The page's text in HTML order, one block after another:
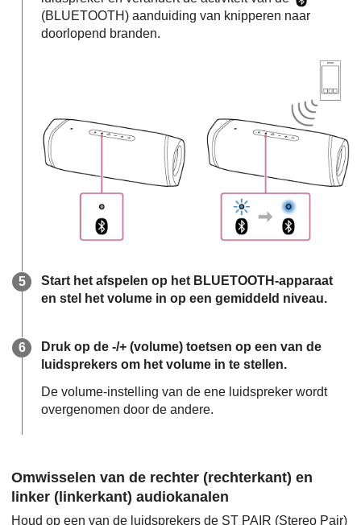
(BLUETOOTH) aanduiding van knipperen naar
doorlopend branden.
Start het afspelen op het BLUETOOTH-apparaat
en stel het volume in op een gemiddeld niveau.
Druk op de -/+ (volume) toetsen op een van de
luidsprekers om het volume in te stellen.
De volume-instelling van de ene luidspreker wordt
overgenomen door de andere.
Omwisselen van de rechter (rechterkant) en
linker (linkerkant) audiokanalen
Houd op een van de luidsprekers de ST PAIR (Stereo Pair)